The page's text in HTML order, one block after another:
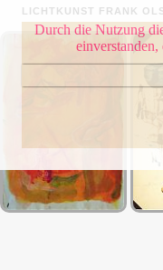
Durch die Nutzung
einverstanden,
LICHTKUNST FRANK